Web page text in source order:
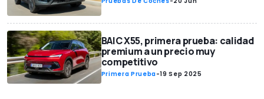
BAIC X55, primera prueba: calidad
premium a un precio muy
competitivo
Primera Prueba-19 Sep 2025